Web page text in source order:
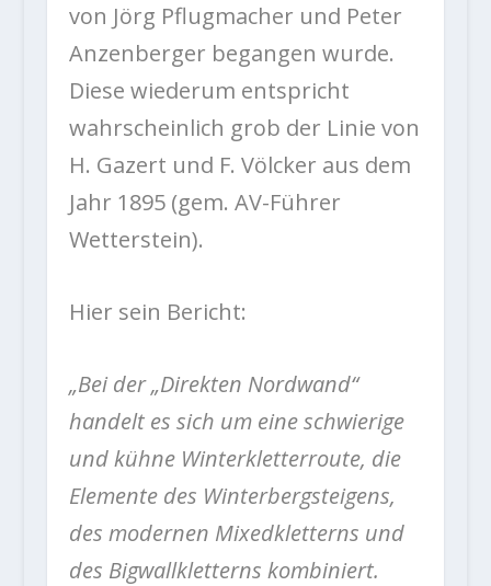
von Jörg Pflugmacher und Peter
Anzenberger begangen wurde.
Diese wiederum entspricht
wahrscheinlich grob der Linie von
H. Gazert und F. Völcker aus dem
Jahr 1895 (gem. AV-Führer
Wetterstein).
Hier sein Bericht:
„Bei der „Direkten Nordwand“
handelt es sich um eine schwierige
und kühne Winterkletterroute, die
Elemente des Winterbergsteigens,
des modernen Mixedkletterns und
des Bigwallkletterns kombiniert.